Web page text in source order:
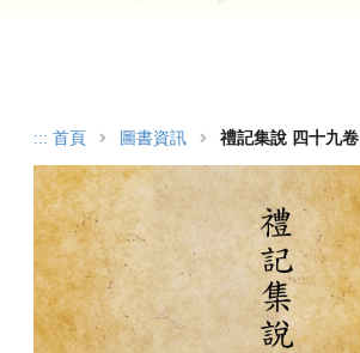
::: 首頁 圖書資訊 禮記集說 四十九卷